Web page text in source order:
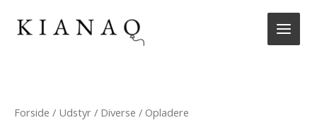
Forside / Udstyr / Diverse / Opladere